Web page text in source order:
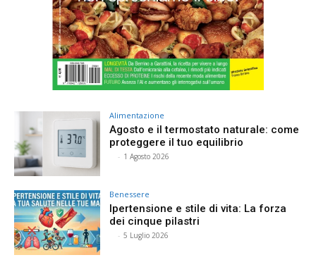
Alimentazione
Agosto e il termostato naturale: come
proteggere il tuo equilibrio
- 1 Agosto 2026
Benessere
Ipertensione e stile di vita: La forza
dei cinque pilastri
- 5 Luglio 2026